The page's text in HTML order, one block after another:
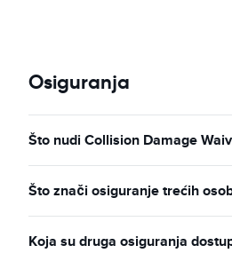
Osiguranja
Što nudi Collision Damage
Što znači osiguranje trećih
Koja su druga osiguranja